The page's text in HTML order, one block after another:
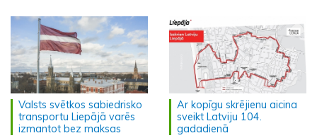
Valsts svētkos sabiedrisko
transportu Liepājā varēs
izmantot bez maksas
Ar kopīgu skrējienu aicina
sveikt Latviju 104.
gadadienā